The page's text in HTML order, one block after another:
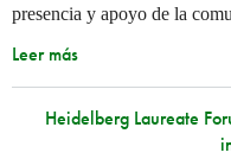
presencia y apoyo de la
Leer más
Heidelberg Laureate